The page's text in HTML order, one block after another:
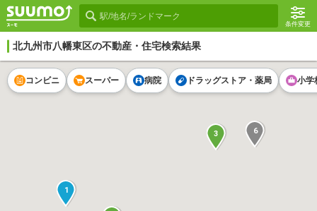
条件変更
北九州市八幡東区の不動産・住宅検索結果
3 6
1
コンビニ スーパー 病院 ドラッグストア・薬局 小学